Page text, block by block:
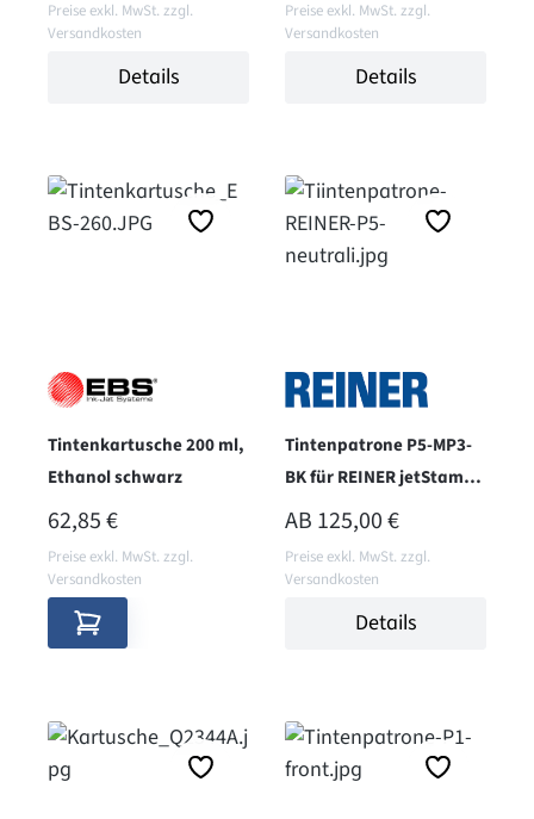
Preise exkl. MwSt. zzgl.
Versandkosten
Details
Preise exkl. MwSt. zzgl.
Versandkosten
Details
Tintenkartusche 200 ml,
Ethanol schwarz
REGULÄRER PREIS:
62,85 €
Preise exkl. MwSt. zzgl.
Versandkosten
Tintenpatrone P5-MP3-
BK für REINER jetStamp
1025 - solvent - schwarz
REGULÄRER PREIS:
AB 125,00 €
Preise exkl. MwSt. zzgl.
Versandkosten
Details